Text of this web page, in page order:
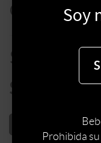
GRAMOS
$
$
Soy
Prohibida